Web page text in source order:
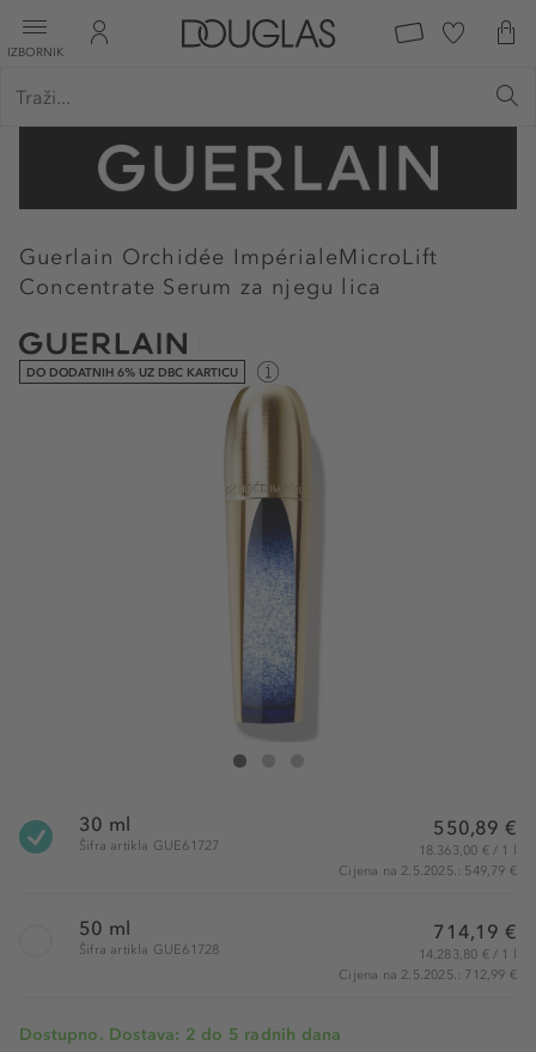
IZBORNIK
Guerlain Orchidée ImpérialeMicroLift
Concentrate Serum za njegu lica
DO DODATNIH 6% UZ DBC KARTICU
Guerlain Orchidée ImpérialeMicro-Lift Concentrate
30 ml
Šifra artikla GUE61727
550,89 €
18.363,00 € / 1 l
Cijena na 2.5.2025.: 549,79 €
50 ml
Šifra artikla GUE61728
714,19 €
14.283,80 € / 1 l
Cijena na 2.5.2025.: 712,99 €
Dostupno. Dostava: 2 do 5 radnih dana